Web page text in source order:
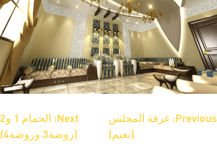
تصفّح
Previous: غرفة المجلس
(نعيم)
Next:
الحمام 1 و2
(روضة3 وروضة4)